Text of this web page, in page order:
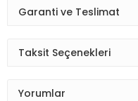
Garanti ve Teslimat
Taksit Seçenekleri
Yorumlar